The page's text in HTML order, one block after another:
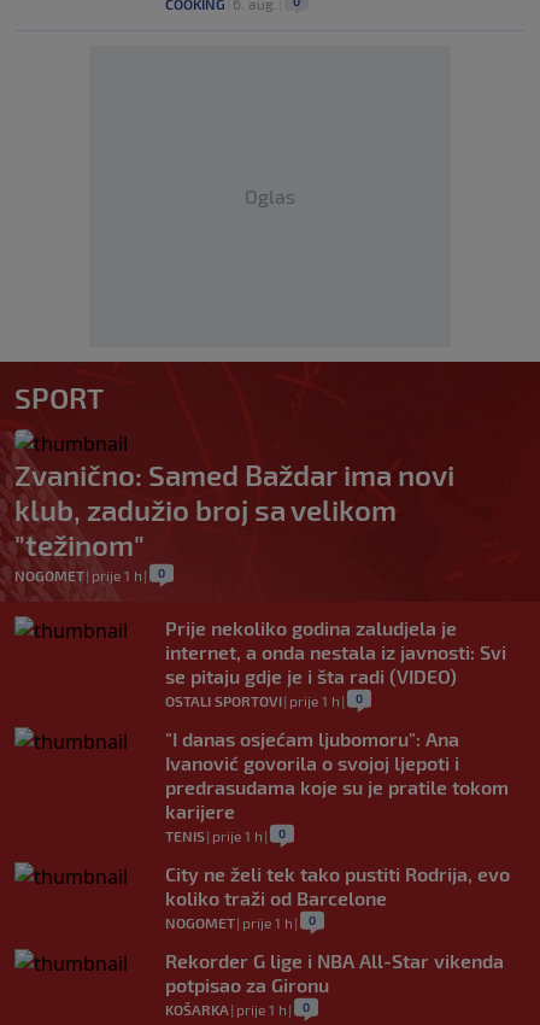
COOKING 6. aug.
Oglas
SPORT
Zvanično: Samed Baždar ima novi
klub, zadužio broj sa velikom
"težinom"
NOGOMET| prije 1 h | 0
Prije nekoliko godina zaludjela je
internet, a onda nestala iz javnosti: Svi
se pitaju gdje je i šta radi (VIDEO)
OSTALI SPORTOVI| prije 1 h | 0
"I danas osjećam ljubomoru": Ana
Ivanović govorila o svojoj ljepoti i
predrasudama koje su je pratile tokom
karijere
TENIS| prije 1 h | 0
City ne želi tek tako pustiti Rodrija, evo
koliko traži od Barcelone
NOGOMET| prije 1 h | 0
Rekorder G lige i NBA All-Star vikenda
potpisao za Gironu
KOŠARKA | prije 1 h | 0